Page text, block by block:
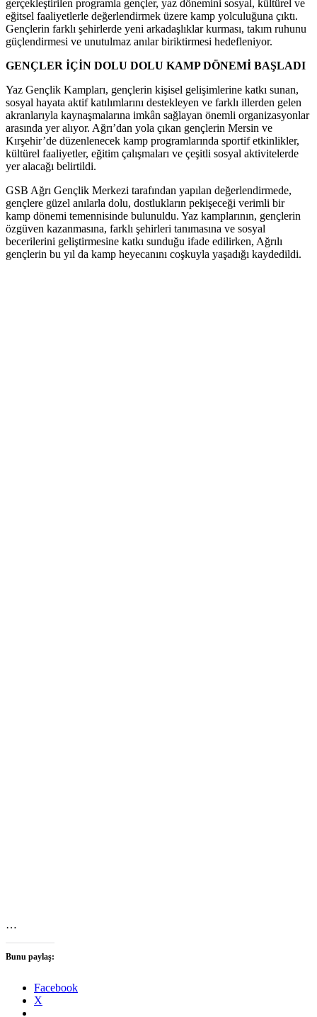
gerçekleştirilen programla gençler, yaz dönemini sosyal, kültürel ve
eğitsel faaliyetlerle değerlendirmek üzere kamp yolculuğuna çıktı.
Gençlerin farklı şehirlerde yeni arkadaşlıklar kurması, takım ruhunu
güçlendirmesi ve unutulmaz anılar biriktirmesi hedefleniyor.
GENÇLER İÇİN DOLU DOLU KAMP DÖNEMİ BAŞLADI
Yaz Gençlik Kampları, gençlerin kişisel gelişimlerine katkı sunan,
sosyal hayata aktif katılımlarını destekleyen ve farklı illerden gelen
akranlarıyla kaynaşmalarına imkân sağlayan önemli organizasyonlar
arasında yer alıyor. Ağrı’dan yola çıkan gençlerin Mersin ve
Kırşehir’de düzenlenecek kamp programlarında sportif etkinlikler,
kültürel faaliyetler, eğitim çalışmaları ve çeşitli sosyal aktivitelerde
yer alacağı belirtildi.
GSB Ağrı Gençlik Merkezi tarafından yapılan değerlendirmede,
gençlere güzel anılarla dolu, dostlukların pekişeceği verimli bir
kamp dönemi temennisinde bulunuldu. Yaz kamplarının, gençlerin
özgüven kazanmasına, farklı şehirleri tanımasına ve sosyal
becerilerini geliştirmesine katkı sunduğu ifade edilirken, Ağrılı
gençlerin bu yıl da kamp heyecanını coşkuyla yaşadığı kaydedildi.
…
Bunu paylaş:
Facebook
X